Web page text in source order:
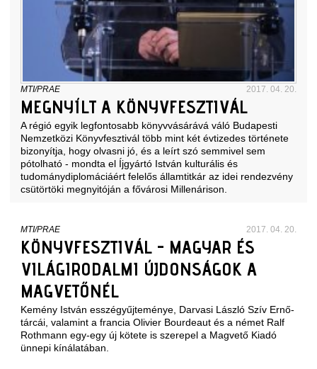
MTI/PRAE 2017. 04. 20.
MEGNYÍLT A KÖNYVFESZTIVÁL
A régió egyik legfontosabb könyvvásárává váló Budapesti
Nemzetközi Könyvfesztivál több mint két évtizedes története
bizonyítja, hogy olvasni jó, és a leírt szó semmivel sem
pótolható - mondta el Íjgyártó István kulturális és
tudománydiplomáciáért felelős államtitkár az idei rendezvény
csütörtöki megnyitóján a fővárosi Millenárison.
MTI/PRAE 2017. 04. 20.
KÖNYVFESZTIVÁL - MAGYAR ÉS
VILÁGIRODALMI ÚJDONSÁGOK A
MAGVETŐNÉL
Kemény István esszégyűjteménye, Darvasi László Szív Ernő-
tárcái, valamint a francia Olivier Bourdeaut és a német Ralf
Rothmann egy-egy új kötete is szerepel a Magvető Kiadó
ünnepi kínálatában.